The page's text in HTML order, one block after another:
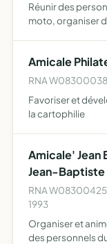
Réunir des
moto, organiser
Amicale
RNA
Favoriser et
la cartophilie
Amicale' Jean
Jean-Baptiste
RNA
1993
Organiser et
des personnels